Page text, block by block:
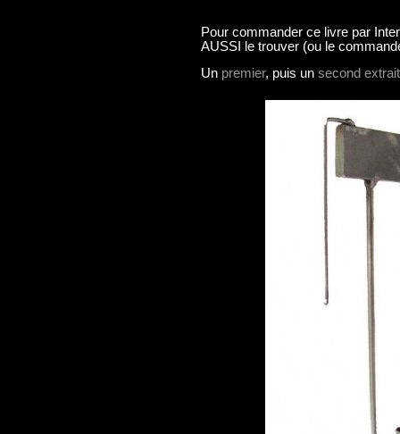
Pour commander ce livre par
AUSSI le trouver (ou le
Un premier, puis un second extrait